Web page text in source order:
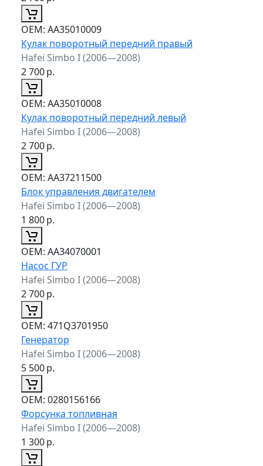
ОЕМ: AA35010009
Кулак поворотный передний правый
Hafei Simbo I (2006—2008)
2 700р.
ОЕМ: AA35010008
Кулак поворотный передний левый
Hafei Simbo I (2006—2008)
2 700р.
ОЕМ: AA37211500
Блок управления двигателем
Hafei Simbo I (2006—2008)
1 800р.
ОЕМ: AA34070001
Насос ГУР
Hafei Simbo I (2006—2008)
2 700р.
ОЕМ: 471Q3701950
Генератор
Hafei Simbo I (2006—2008)
5 500р.
ОЕМ: 0280156166
Форсунка топливная
Hafei Simbo I (2006—2008)
1 300р.